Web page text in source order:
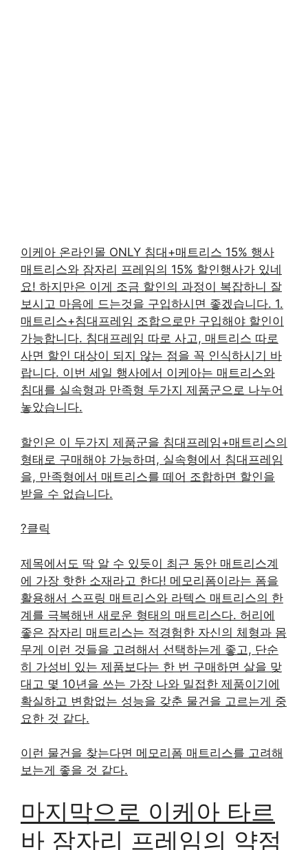
이케아 온라인몰 ONLY 침대+매트리스 15% 행사
매트리스와 잠자리 프레임의 15% 할인행사가 있네
요! 하지만은 이게 조금 할인의 과정이 복잡하니 잘
보시고 마음에 드는것을 구입하시면 좋겠습니다. 1.
매트리스+침대프레임 조합으로만 구입해야 할인이
가능합니다. 침대프레임 따로 사고, 매트리스 따로
사면 할인 대상이 되지 않는 점을 꼭 인식하시기 바
랍니다. 이번 세일 행사에서 이케아는 매트리스와
침대를 실속형과 만족형 두가지 제품군으로 나누어
놓았습니다.
할인은 이 두가지 제품군을 침대프레임+매트리스의
형태로 구매해야 가능하며, 실속형에서 침대프레임
을, 만족형에서 매트리스를 떼어 조합하면 할인을
받을 수 없습니다.
?클릭
제목에서도 딱 알 수 있듯이 최근 동안 매트리스계
에 가장 핫한 소재라고 한다! 메모리폼이라는 폼을
활용해서 스프링 매트리스와 라텍스 매트리스의 한
계를 극복해낸 새로운 형태의 매트리스다. 허리에
좋은 잠자리 매트리스는 적경험한 자신의 체형과 몸
무게 이런 것들을 고려해서 선택하는게 좋고, 단순
히 가성비 있는 제품보다는 한 번 구매하면 살을 맞
대고 몇 10년을 쓰는 가장 나와 밀접한 제품이기에
확실하고 변함없는 성능을 갖춘 물건을 고르는게 중
요한 것 같다.
이런 물건을 찾는다면 메모리폼 매트리스를 고려해
보는게 좋을 것 같다.
마지막으로 이케아 타르
바 잠자리 프레임의 약점